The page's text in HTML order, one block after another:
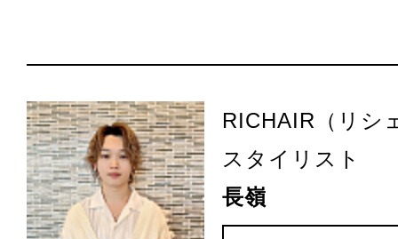
RICHAIR（リシ
スタイリスト
長嶺